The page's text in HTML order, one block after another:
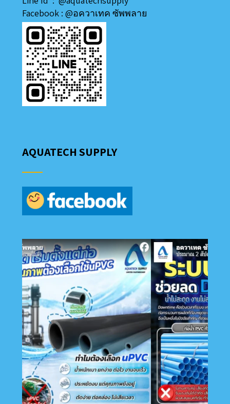
Facebook :@อควาเทค ซัพพลาย
AQUATECH SUPPLY